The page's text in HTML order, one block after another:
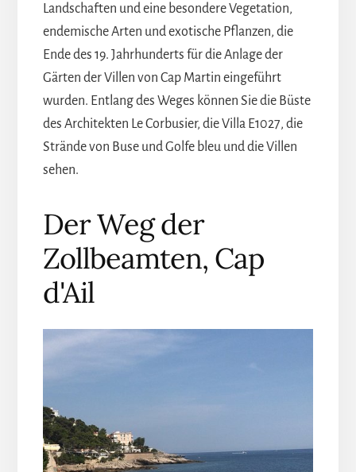
Landschaften und eine besondere Vegetation,
endemische Arten und exotische Pflanzen, die
Ende des 19. Jahrhunderts für die Anlage der
Gärten der Villen von Cap Martin eingeführt
wurden. Entlang des Weges können Sie die Büste
des Architekten Le Corbusier, die Villa E1027, die
Strände von Buse und Golfe bleu und die Villen
sehen.
Der Weg der
Zollbeamten, Cap
d'Ail